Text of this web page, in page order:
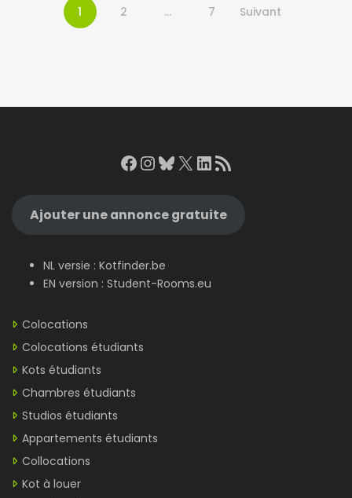
1 2 … 7 Suivant
Facebook
Instagram
Bluesky
X LinkedIn
RSS Feed
Ajouter une annonce gratuite
NL versie : Kotfinder.be
EN version : Student-Rooms.eu
Colocations
Colocations étudiants
Kots étudiants
Chambres étudiants
Studios étudiants
Appartements étudiants
Collocations
Kot à louer